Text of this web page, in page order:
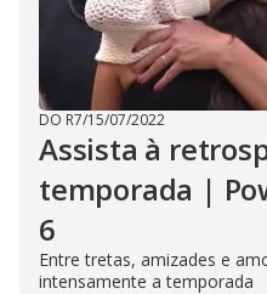
DO R7/15/07/2022
Assista à
temporada |
6
Entre tretas, amizades e
intensamente a temporada